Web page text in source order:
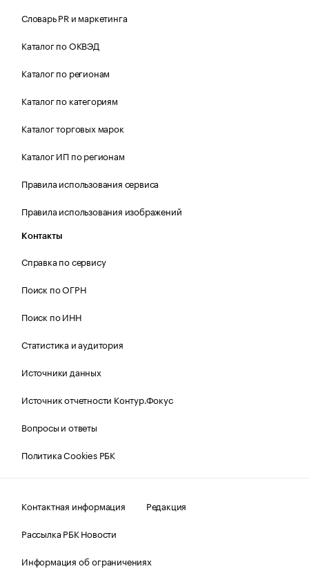
Словарь PR и маркетинга
Каталог по ОКВЭД
Каталог по регионам
Каталог по категориям
Каталог торговых марок
Каталог ИП по регионам
Правила использования сервиса
Правила использования изображений
Контакты
Справка по сервису
Поиск по ОГРН
Поиск по ИНН
Статистика и аудитория
Источники данных
Источник отчетности Контур.Фокус
Вопросы и ответы
Политика Cookies РБК
Контактная информация
Редакция
Рассылка РБК Новости
Информация об ограничениях